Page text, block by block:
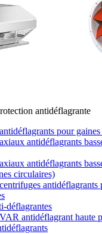
antidéflagrante
pour
antidéflagrants
antidéflagrants
circulaires)
antidéflagrants
déflagrantes
antidéflagrant haute